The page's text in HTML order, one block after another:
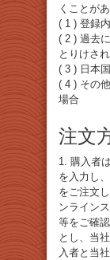
くことが
( 1 ) 登録
( 2 ) 過去
とりけさ
( 3 ) 日本
( 4 ) その
場合
注文
1. 購入者
を入力し
をご注文
ンライン
等をご確
とし、当
入者と当